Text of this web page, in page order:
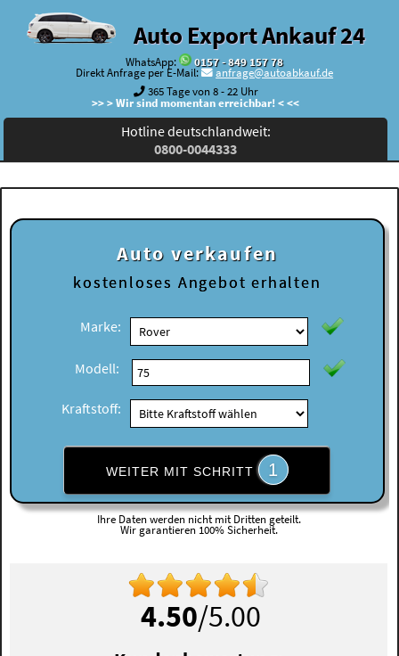
Auto Export Ankauf 24
WhatsApp:
0157 - 849 157 78
Direkt Anfrage per E-Mail:
anfrage@autoabkauf.de
365 Tage von 8 - 22 Uhr
>> > Wir sind momentan erreichbar! < <<
Hotline deutschlandweit:
0800-0044333
Auto verkaufen
kostenloses Angebot erhalten
Marke:
Modell:
Kraftstoff:
WEITER MIT SCHRITT 1
Ihre Daten werden nicht mit Dritten geteilt.
Wir garantieren 100% Sicherheit.
4.50/5.00